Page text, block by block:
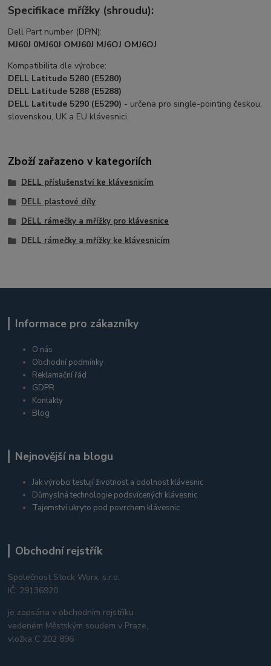
Specifikace mřížky (shroudu):
Dell Part number (DP/N):
MJ60J 0MJ60J OMJ60J MJ6OJ OMJ6OJ
Kompatibilita dle výrobce:
DELL Latitude 5280 (E5280)
DELL Latitude 5288 (E5288)
DELL Latitude 5290 (E5290) - určena pro single-pointing českou,
slovenskou, UK a EU klávesnici.
Zboží zařazeno v kategoriích
DELL příslušenství ke klávesnicím
DELL plastové díly
DELL rámečky a mřížky pro klávesnice
DELL rámečky a mřížky ke klávesnicím
Informace pro zákazníky
O nás
Obchodní podmínky
Reklamační řád
GDPR
Kontakty
Blog
Nejnovější na blogu
Jak výrobci testují životnost a odolnost klávesnic
Důmyslná technologie podsvícených klávesnic
Tajemství ukryto pod povrchem klávesnic
Obchodní rejstřík
Společnost Stock Worx, s.r.o.
IČ: 29136920
je zapsána v obchodním rejstříku
vedeném Městským soudem v Praze,
vložka C 202 896